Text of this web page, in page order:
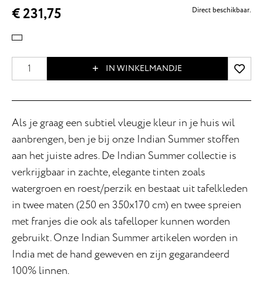
€ 231,75 Direct beschikbaar.
IN WINKELMANDJE
Als je graag een subtiel vleugje kleur in je huis wil
aanbrengen, ben je bij onze Indian Summer stoffen
aan het juiste adres. De Indian Summer collectie is
verkrijgbaar in zachte, elegante tinten zoals
watergroen en roest/perzik en bestaat uit tafelkleden
in twee maten (250 en 350x170 cm) en twee spreien
met franjes die ook als tafelloper kunnen worden
gebruikt. Onze Indian Summer artikelen worden in
India met de hand geweven en zijn gegarandeerd
100% linnen.